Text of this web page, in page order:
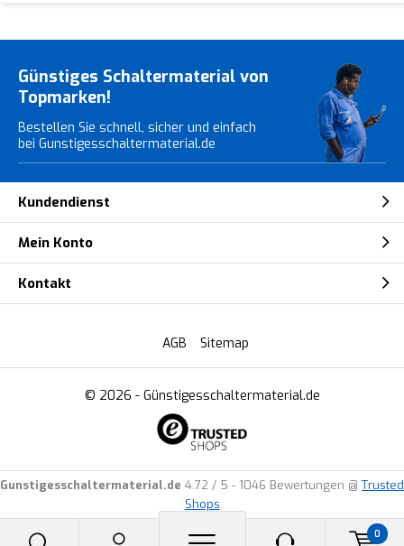
0
Günstiges Schaltermaterial von
Topmarken!
Bestellen Sie schnell, sicher und einfach
bei Gunstigesschaltermaterial.de
Kundendienst
Mein Konto
Kontakt
© 2026 - Günstigesschaltermaterial.de
AGB Sitemap
Gunstigesschaltermaterial.de 4.72 / 5 - 1046 Bewertungen @ Trusted
Shops